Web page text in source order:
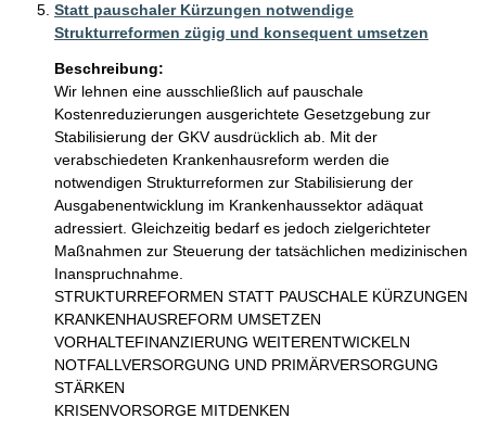
Statt pauschaler Kürzungen notwendige
Strukturreformen zügig und konsequent umsetzen
Beschreibung:
Wir lehnen eine ausschließlich auf pauschale
Kostenreduzierungen ausgerichtete Gesetzgebung zur
Stabilisierung der GKV ausdrücklich ab. Mit der
verabschiedeten Krankenhausreform werden die
notwendigen Strukturreformen zur Stabilisierung der
Ausgabenentwicklung im Krankenhaussektor adäquat
adressiert. Gleichzeitig bedarf es jedoch zielgerichteter
Maßnahmen zur Steuerung der tatsächlichen medizinischen
Inanspruchnahme.
STRUKTURREFORMEN STATT PAUSCHALE KÜRZUNGEN
KRANKENHAUSREFORM UMSETZEN
VORHALTEFINANZIERUNG WEITERENTWICKELN
NOTFALLVERSORGUNG UND PRIMÄRVERSORGUNG
STÄRKEN
KRISENVORSORGE MITDENKEN